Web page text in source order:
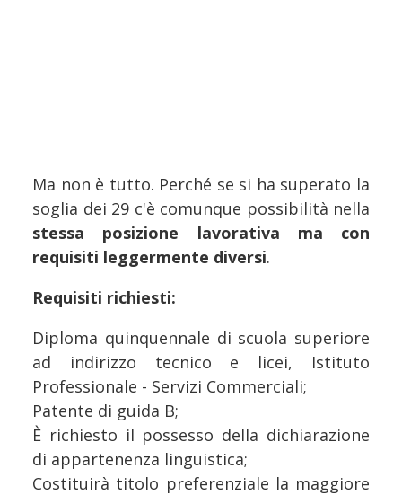
Ma non è tutto. Perché se si ha superato la
soglia dei 29 c'è comunque possibilità nella
stessa posizione lavorativa ma con
requisiti leggermente diversi.
Requisiti richiesti:
Diploma quinquennale di scuola superiore
ad indirizzo tecnico e licei, Istituto
Professionale - Servizi Commerciali;
Patente di guida B;
È richiesto il possesso della dichiarazione
di appartenenza linguistica;
Costituirà titolo preferenziale la maggiore